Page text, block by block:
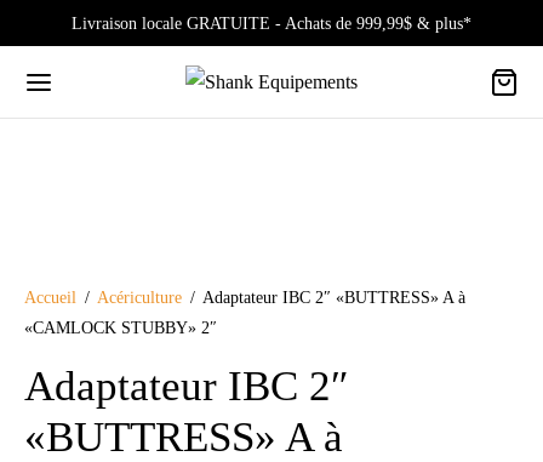
Livraison locale GRATUITE - Achats de 999,99$ & plus*
Accueil / Acériculture / Adaptateur IBC 2″ «BUTTRESS» A à
«CAMLOCK STUBBY» 2″
Adaptateur IBC 2″
«BUTTRESS» A à